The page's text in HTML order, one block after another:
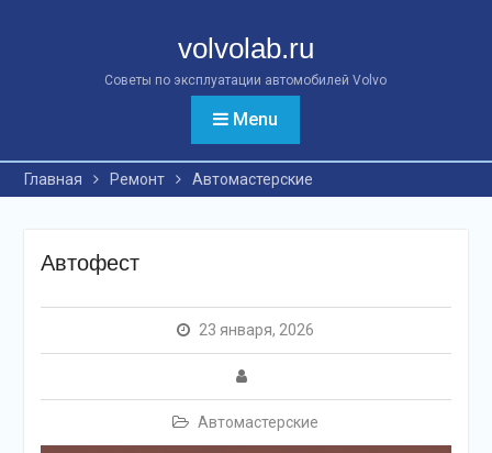
volvolab.ru
Советы по эксплуатации автомобилей Volvo
Menu
Главная Ремонт Автомастерские
Автофест
23 января, 2026
Автомастерские